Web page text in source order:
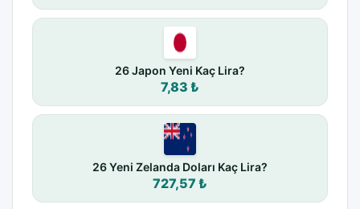
26 Japon Yeni Kaç Lira?
7,83 ₺
26 Yeni Zelanda Doları Kaç Lira?
727,57 ₺